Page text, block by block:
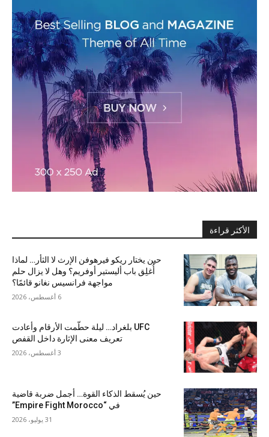
الأكثر قراءة
حين يختار ريكو فيرهوفن الإرث لا الثأر… لماذا
أُغلِق باب أليستير أوفريم؟ وهل لا يزال حلم
مواجهة فرانسيس نغانو قائمًا؟
6 أغسطس، 2026
UFC بلغراد… ليلة حطّمت الأرقام وأعادت
تعريف معنى الإثارة داخل القفص
3 أغسطس، 2026
حين يُسقط الذكاء القوة… أجمل ضربة قاضية
في “Empire Fight Morocco”
31 يوليو، 2026